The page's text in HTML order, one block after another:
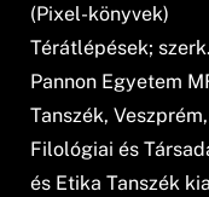
(Pixel-könyvek)
Térátlépések;
Pannon Egyetem
Tanszék,
Filológiai és
és Etika Tanszék